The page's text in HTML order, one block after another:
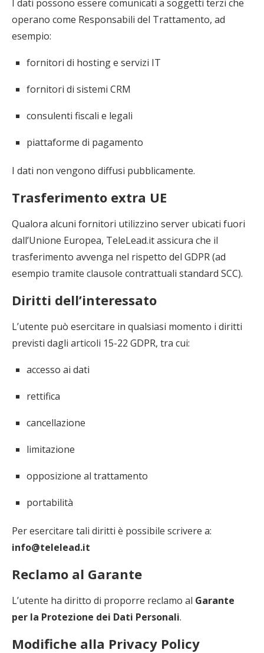
I dati possono essere comunicati a soggetti terzi che
operano come Responsabili del Trattamento, ad
esempio:
fornitori di hosting e servizi IT
fornitori di sistemi CRM
consulenti fiscali e legali
piattaforme di pagamento
I dati non vengono diffusi pubblicamente.
Trasferimento extra UE
Qualora alcuni fornitori utilizzino server ubicati fuori
dall’Unione Europea, TeleLead.it assicura che il
trasferimento avvenga nel rispetto del GDPR (ad
esempio tramite clausole contrattuali standard SCC).
Diritti dell’interessato
L’utente può esercitare in qualsiasi momento i diritti
previsti dagli articoli 15-22 GDPR, tra cui:
accesso ai dati
rettifica
cancellazione
limitazione
opposizione al trattamento
portabilità
Per esercitare tali diritti è possibile scrivere a:
info@telelead.it
Reclamo al Garante
L’utente ha diritto di proporre reclamo al Garante
per la Protezione dei Dati Personali.
Modifiche alla Privacy Policy